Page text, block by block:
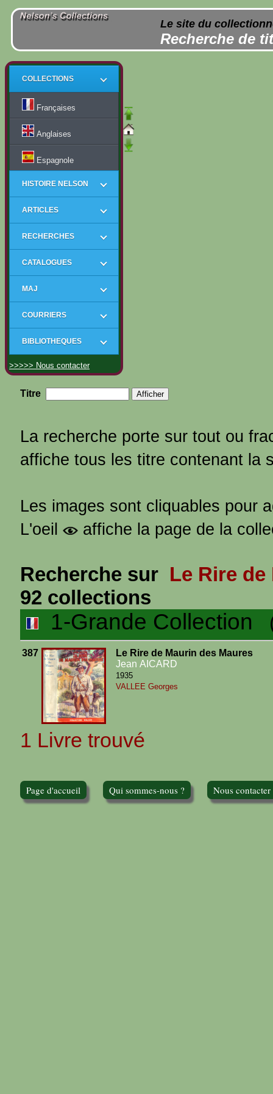
Le site du
Recherche de
COLLECTIONS
Françaises
Anglaises
Espagnole
HISTOIRE NELSON
ARTICLES
RECHERCHES
CATALOGUES
MAJ
COURRIERS
BIBLIOTHEQUES
>>>>> Nous contacter
Titre
La recherche porte sur tout ou
affiche tous les titre contenant la
Les images sont cliquables pour
L'oeil
affiche la page de la
Recherche sur Le Rire
92 collections
1-Grande Collection
387
Le Rire de Maurin des Maures
Jean AICARD
1935
VALLEE Georges
1 Livre trouvé
Page d'accueil Qui sommes-nous ? Nous contacter